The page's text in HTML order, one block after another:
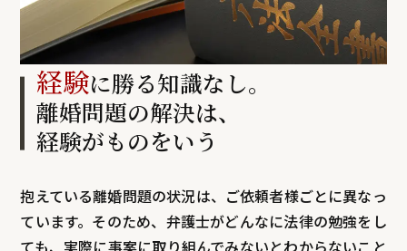
経験に勝る知識なし。
離婚問題の解決は、
経験がものをいう
抱えている離婚問題の状況は、ご依頼者様ごとに異なっ
ています。そのため、弁護士がどんなに法律の勉強をし
ても、実際に事案に取り組んでみないとわからないこと